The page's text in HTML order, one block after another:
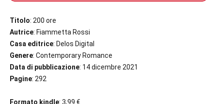
Titolo: 200 ore
Autrice: Fiammetta Rossi
Casa editrice: Delos Digital
Genere: Contemporary Romance
Data di pubblicazione: 14 dicembre 2021
Pagine: 292
Formato kindle: 3,99 €